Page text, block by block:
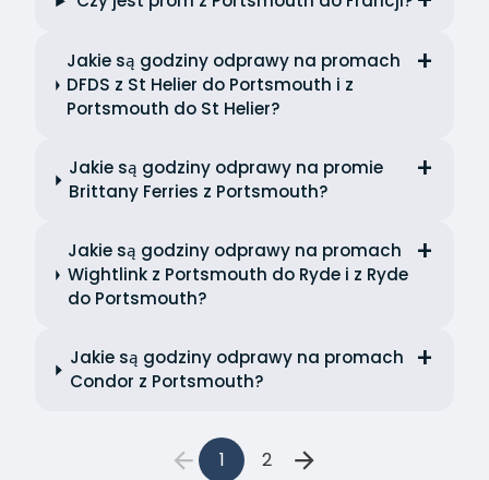
Jakie są godziny odprawy na promach
DFDS z St Helier do Portsmouth i z
Portsmouth do St Helier?
Jakie są godziny odprawy na promie
Brittany Ferries z Portsmouth?
Jakie są godziny odprawy na promach
Wightlink z Portsmouth do Ryde i z Ryde
do Portsmouth?
Jakie są godziny odprawy na promach
Condor z Portsmouth?
1 2